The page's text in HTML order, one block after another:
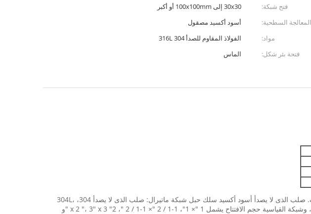
فتح شبكة:
30x30 إلى 100x100mm أو أكبر
المعالجة السطحية:
أسود أكسيد مصقول
مواد:
الفولاذ المقاوم للصدأ 316L 304
فتحة بئر شكل:
الماس
هناك نوعان، واحد هو أنواع المنسوجة من شبكة الكابل الصلب، والآخر هو أنواع الطويق من شبكة الكابل الصلب. صلب الذى لا يصدأ أسود أكسيد سلك حبل شبكة ماتيرال: صلب الذى لا يصدأ 304، 304L،